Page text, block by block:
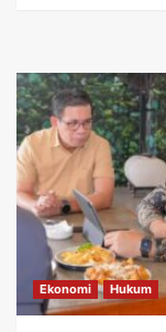
Ekonomi Hukum